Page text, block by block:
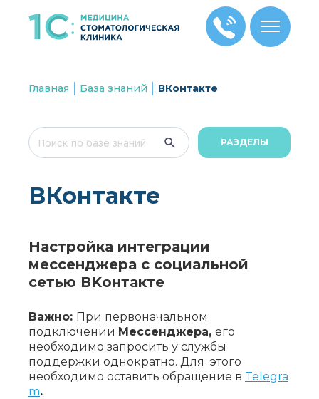
Главная База знаний ВКонтакте
РАЗДЕЛЫ
ВКонтакте
Настройка интеграции
мессенджера с социальной
сетью ВKонтакте
Важно: При первоначальном
подключении Мессенджера, его
необходимо запросить у службы
поддержки однократно. Для этого
необходимо оставить обращение в Telegra
m.